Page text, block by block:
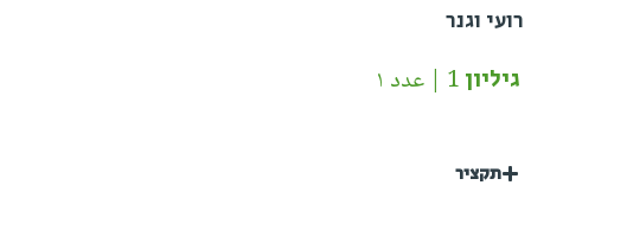
רועי וגנר
גיליון 1 | عدد ١
תקציר